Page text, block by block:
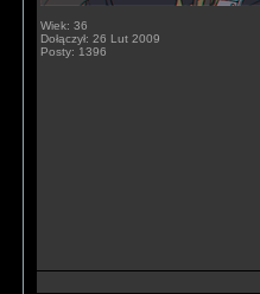
Wiek: 36
Dołączył: 26 Lut 2009
Posty: 1396